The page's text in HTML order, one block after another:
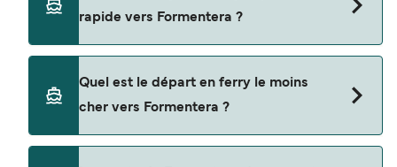
Ibiza
Dénia
Palma
Barcelone
rapide vers Formentera ?
Formentera est sur la route Ibiza - Formentera,
avec une durée du trajet d’environ 30 minutes.
Quel est le départ en ferry le moins
cher vers Formentera ?